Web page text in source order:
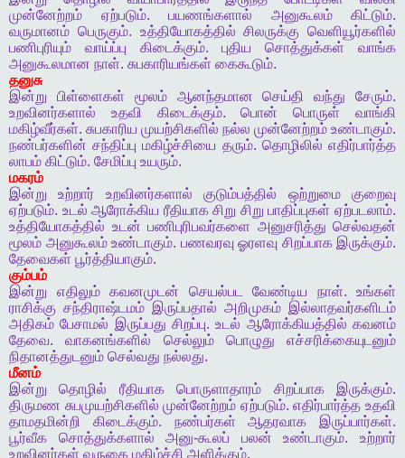
முன்னேற்றம்
ஏற்படும். பயணங்களால் அனுகூலம் கிட்டும்.
வருமானம் பெருகும். உத்தியோகத்தில் சிலருக்கு வெளியூர்களில்
பணிபுரியும்
வாய்ப்பு கிடைக்கும்.புதிய சொத்துக்கள்
வாங்க
அனுகூலமான நாள். சுபகாரியங்கள் கைகூடும்.
தனுசு
இன்று
பிள்ளைகள் மூலம் ஆனந்தமான செய்தி வந்து சேரும்.
உறவினர்களால்
உதவி கிடைக்கும்.பொன் பொருள்
வாங்கி
மகிழ்வீர்கள். சுபகாரிய முயற்சிகளில் நல்ல முன்னேற்றம் உண்டாகும்.
நண்பர்களின் சந்திப்பு மகிழ்ச்சியை தரும். தொழிலில் எதிர்பார்த்த
லாபம் கிட்டும். சேமிப்பு உயரும்.
மகரம்
இன்று
உற்றார் உறவினர்களால் குடும்பத்தில் ஒற்றுமை
குறைவு
ஏற்படும். உடல் ஆரோக்கிய ரீதியாக சிறு சிறு பாதிப்புகள் ஏற்படலாம்.
உத்தியோகத்தில் உடன் பணிபுரிபவர்களை அனுசரித்து செல்வதன்
மூலம் அனுகூலம் உண்டாகும். பணவரவு ஓரளவு சிறப்பாக இருக்கும்.
தேவைகள் பூர்த்தியாகும்.
கும்பம்
இன்று
எதிலும் கவனமுடன் செயல்பட வேண்டிய நாள். உங்கள்
ராசிக்கு சந்திராஷ்டமம் இருப்பதால் அறிமுகம் இல்லாதவர்களிடம்
அதிகம் பேசாமல் இருப்பது சிறப்பு.உடல் ஆரோக்கியத்தில் கவனம்
தேவை.வாகனங்களில் செல்லும் பொழுது
எச்சரிக்கையுடனும்
நிதானத்துடனும் செல்வது நல்லது.
மீனம்
இன்று
தொழில் ரீதியாக பொருளாதாரம் சிறப்பாக இருக்கும்.
திருமண சுபமுயற்சிகளில் முன்னேற்றம் ஏற்படும்.எதிர்பார்த்த உதவி
தாமதமின்றி
கிடைக்கும். நண்பர்கள் ஆதரவாக இருப்பார்கள்.
பூர்வீக
சொத்துக்களால் அனு-கூலப் பலன் உண்டாகும்.உற்றார்
உறவினர்கள் வருகை மகிழ்ச்சி அளிக்கும்.